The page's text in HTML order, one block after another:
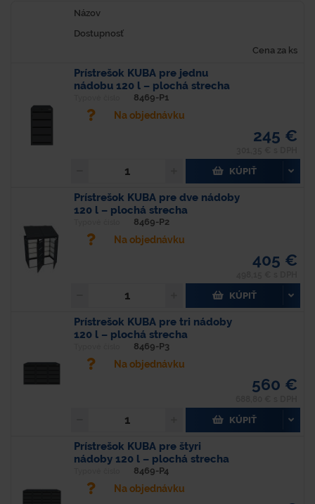
Názov
Dostupnosť
Cena za ks
Prístrešok KUBA pre jednu
nádobu 120 l – plochá strecha
8469-P1
Na objednávku
245 €
KÚPIŤ
Prístrešok KUBA pre dve nádoby
120 l – plochá strecha
8469-P2
Na objednávku
405 €
KÚPIŤ
Prístrešok KUBA pre tri nádoby
120 l – plochá strecha
8469-P3
Na objednávku
560 €
KÚPIŤ
Prístrešok KUBA pre štyri
nádoby 120 l – plochá strecha
8469-P4
Na objednávku